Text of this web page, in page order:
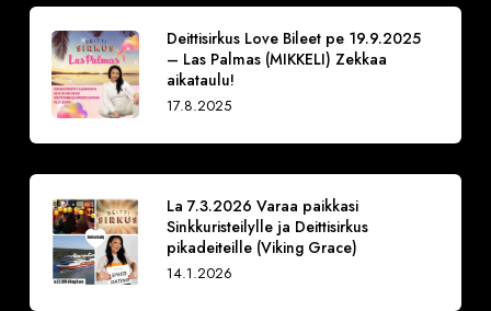
Deittisirkus Love Bileet pe 19.9.2025
– Las Palmas (MIKKELI) Zekkaa
aikataulu!
17.8.2025
La 7.3.2026 Varaa paikkasi
Sinkkuristeilylle ja Deittisirkus
pikadeiteille (Viking Grace)
14.1.2026